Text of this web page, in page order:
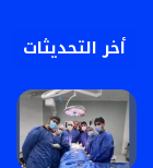
أخر التحديثات